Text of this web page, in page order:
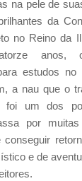
na pele de
da
no Reino da
estudos no
a nau que o
foi um dos
por
conseguir
e de